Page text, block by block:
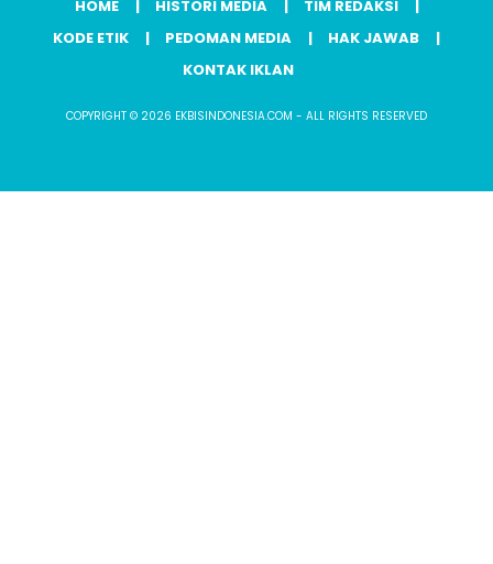
HOME HISTORI MEDIA
TIM REDAKSI
KODE ETIK
PEDOMAN MEDIA
HAK JAWAB
KONTAK IKLAN
COPYRIGHT © 2026 EKBISINDONESIA.COM - ALL RIGHTS RESERVED